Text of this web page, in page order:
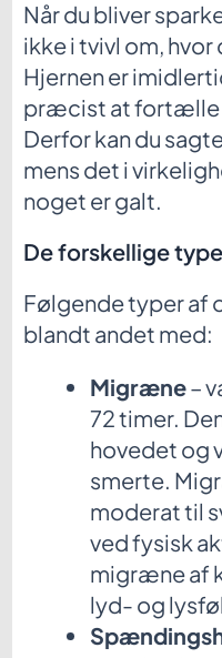
Når du bliver
ikke i tvivl om,
Hjernen er
præcist at fortælle
Derfor kan du
mens det i
noget er galt.
De forskellige
Følgende typer af
blandt andet med:
Migræne–
72 timer.
hovedet og
smerte.
moderat til
ved fysisk
migræne af
lyd- og